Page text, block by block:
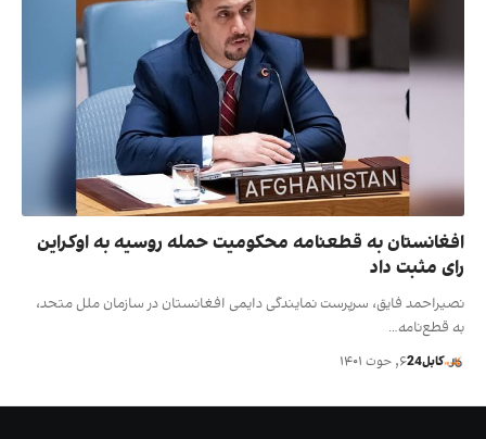
افغانستان به قطعنامه محکومیت حمله روسیه به اوکراین
رای مثبت داد
نصیراحمد فایق، سرپرست نمایندگی دایمی افغانستان در سازمان ملل متحد،
به قطع‌نامه…
کابل24 ۶, حوت ۱۴۰۱